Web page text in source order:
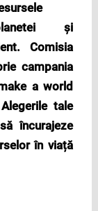
și
Comisia
campania
a world
tale
încurajeze
în viață